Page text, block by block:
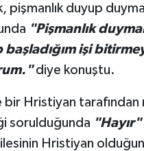
pişmanlık duyup
"Pişmanlık
başladığım işi
diye konuştu.
bir Hristiyan
sorulduğunda "Hayır"
Hristiyan